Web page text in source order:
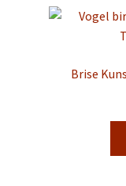
Brise